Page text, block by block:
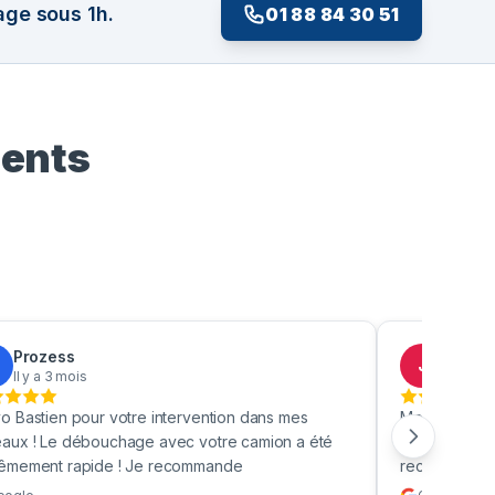
sous 1h. 01 88 84 30 51
Prozess
Il y a 3 mois
Bastien pour votre intervention dans mes
! Le débouchage avec votre camion a été
rapide ! Je recommande
J
Merci
toilettes en